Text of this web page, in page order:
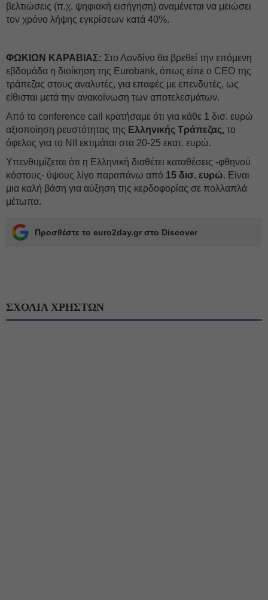
βελτιώσεις (π.χ. ψηφιακή εισήγηση) αναμένεται να μειώσει
τον χρόνο λήψης εγκρίσεων κατά 40%.
ΦΩΚΙΩΝ ΚΑΡΑΒΙΑΣ: Στο Λονδίνο θα βρεθεί την επόμενη
εβδομάδα η διοίκηση της Eurobank, όπως είπε ο CEO της
τράπεζας στους αναλυτές, για επαφές με επενδυτές, ως
είθισται μετά την ανακοίνωση των αποτελεσμάτων.
Από το conference call κρατήσαμε ότι για κάθε 1 δισ. ευρώ
αξιοποίηση ρευστότητας της Ελληνικής Τράπεζας, το
όφελος για το NII εκτιμάται στα 20-25 εκατ. ευρώ.
Υπενθυμίζεται ότι η Ελληνική διαθέτει καταθέσεις -φθηνού
κόστους- ύψους λίγο παραπάνω από 15 δισ. ευρώ. Είναι
μια καλή βάση για αύξηση της κερδοφορίας σε πολλαπλά
μέτωπα.
Προσθέστε το euro2day.gr στο Discover
ΣΧΟΛΙΑ ΧΡΗΣΤΩΝ